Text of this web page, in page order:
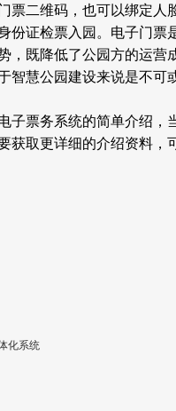
票二维码，也可以绑定人
份证检票入园。电子门票
，既降低了公园方的运营
智慧公园建设来说是不可
子票务系统的简单介绍，
获取更详细的介绍资料，
化系统